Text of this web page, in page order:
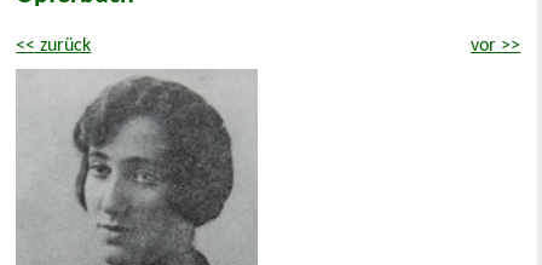
<< zurück vor >>